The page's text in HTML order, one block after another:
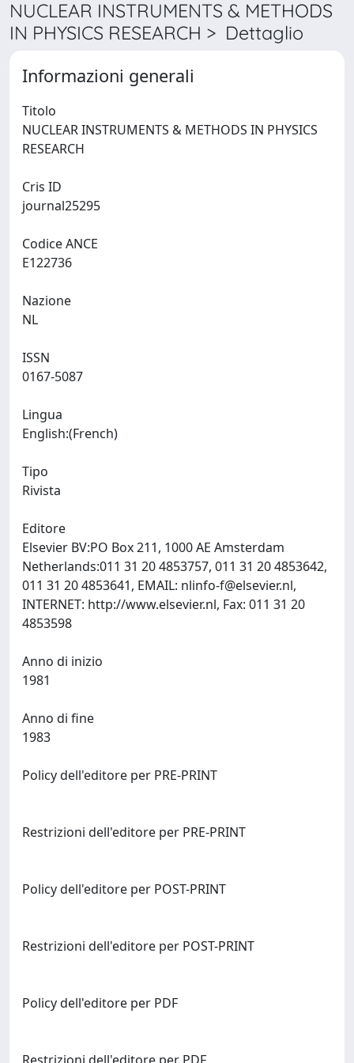
NUCLEAR INSTRUMENTS & METHODS
IN PHYSICS RESEARCH > Dettaglio
Informazioni generali
Titolo
NUCLEAR INSTRUMENTS & METHODS IN PHYSICS
Cris ID
Codice ANCE
Nazione
ISSN
Lingua
Tipo
Rivista
Editore
Elsevier BV:PO Box 211, 1000 AE Amsterdam
Netherlands:011 31 20 4853757, 011 31 20 4853642,
011 31 20 4853641, EMAIL: nlinfo-f@elsevier.nl,
INTERNET: http://www.elsevier.nl, Fax: 011 31 20
Anno di inizio
Anno di fine
Policy dell'editore per PRE-PRINT
Restrizioni dell'editore per PRE-PRINT
Policy dell'editore per POST-PRINT
Restrizioni dell'editore per POST-PRINT
Policy dell'editore per PDF